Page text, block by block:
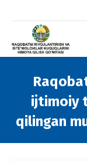
ijtimoiy
qilingan